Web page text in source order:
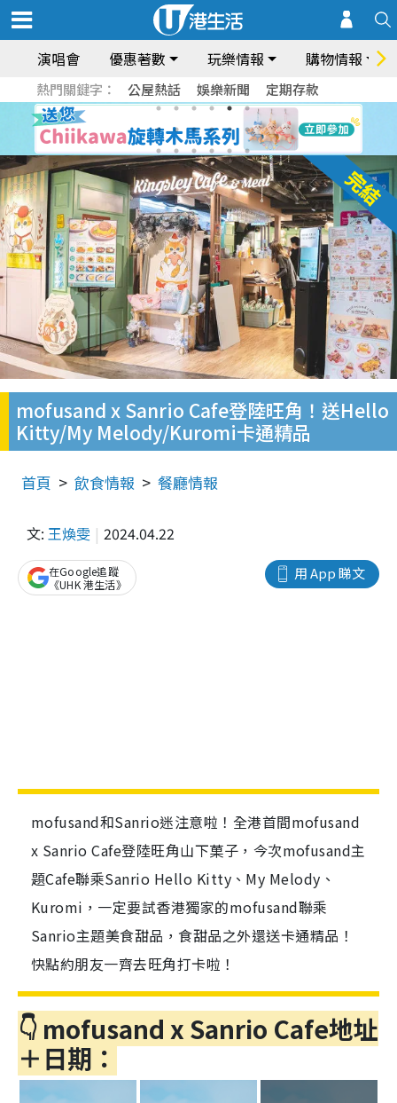
演唱會 優惠著數 玩樂情報 購物情報
熱門關鍵字： 公屋熱話 娛樂新聞 定期存款
mofusand x Sanrio Cafe登陸旺角！送Hello
Kitty/My Melody/Kuromi卡通精品
首頁 飲食情報 餐廳情報
文: 王煥雯 2024.04.22
用 App 睇文
在Google追蹤
《UHK 港生活》
mofusand和Sanrio迷注意啦！全港首間mofusand
x Sanrio Cafe登陸旺角山下菓子，今次mofusand主
題Cafe聯乘Sanrio Hello Kitty、My Melody、
Kuromi，一定要試香港獨家的mofusand聯乘
Sanrio主題美食甜品，食甜品之外還送卡通精品！
快點約朋友一齊去旺角打卡啦！
👇 mofusand x Sanrio Cafe地址
＋日期：